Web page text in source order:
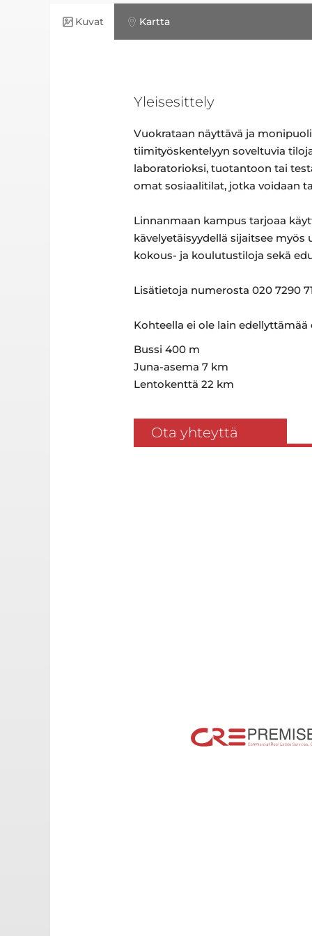
Kuvat Kartta
Yleisesittely
Vuokrataan näyttävä ja
tiimityöskentelyyn soveltuvia
laboratorioksi, tuotantoon tai
omat sosiaalitilat, jotka voidaan
Linnanmaan kampus tarjoaa
kävelyetäisyydellä sijaitsee
kokous- ja koulutustiloja sekä
Lisätietoja numerosta 020 7290
Kohteella ei ole lain
Bussi 400 m
Juna-asema 7 km
Lentokenttä 22 km
Ota yhteyttä